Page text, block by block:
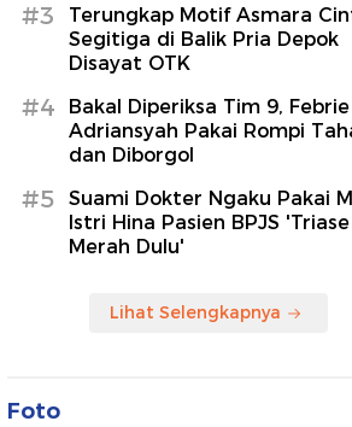
#3
Terungkap Motif Asmara
Segitiga di Balik Pria Depok
Disayat OTK
#4
Bakal Diperiksa Tim 9, Febrie
Adriansyah Pakai Rompi
dan Diborgol
#5
Suami Dokter Ngaku Pakai
Istri Hina Pasien BPJS 'Triase
Merah Dulu'
Lihat Selengkapnya
Foto